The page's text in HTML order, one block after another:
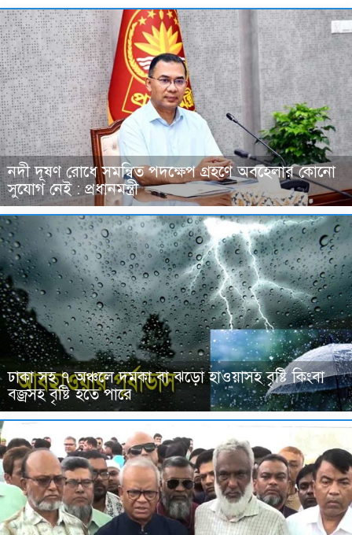
নদী দূষণ রোধে সমন্বিত পদক্ষেপ গ্রহণে অবহেলার কোনো
সুযোগ নেই : প্রধানমন্ত্রী
ঢাকা সহ ৭ অঞ্চলে দমকা বা ঝড়ো হাওয়াসহ বৃষ্টি কিংবা
বজ্রসহ বৃষ্টি হতে পারে